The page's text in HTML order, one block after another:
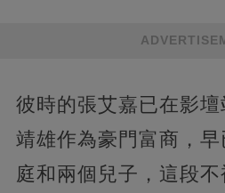
彼時的張艾嘉已在影
靖雄作為豪門富商，
庭和兩個兒子，這段